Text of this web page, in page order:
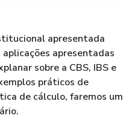
apresentada
apresentadas
sobre a CBS, IBS e
práticos de
de cálculo, faremos um